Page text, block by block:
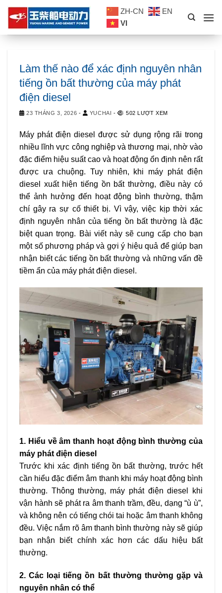
Skip
content
ZH-CN
EN
VI
Làm thế nào để xác định nguyên nhân
tiếng ồn bất thường của máy phát
điện diesel
23 THÁNG 3, 2026 - YUCHAI - 502 LƯỢT XEM
Máy phát điện diesel được sử dụng rộng rãi trong
nhiều lĩnh vực công nghiệp và thương mại, nhờ vào
đặc điểm hiệu suất cao và hoạt động ổn định nên rất
được ưa chuộng. Tuy nhiên, khi máy phát điện
diesel xuất hiện tiếng ồn bất thường, điều này có
thể ảnh hưởng đến hoạt động bình thường, thậm
chí gây ra sự cố thiết bị. Vì vậy, việc kịp thời xác
định nguyên nhân của tiếng ồn bất thường là đặc
biệt quan trọng. Bài viết này sẽ cung cấp cho bạn
một số phương pháp và gợi ý hiệu quả để giúp bạn
nhận biết các tiếng ồn bất thường và những vấn đề
tiềm ẩn của máy phát điện diesel.
1. Hiểu về âm thanh hoạt động bình thường của
máy phát điện diesel
Trước khi xác định tiếng ồn bất thường, trước hết
cần hiểu đặc điểm âm thanh khi máy hoạt động bình
thường. Thông thường, máy phát điện diesel khi
vận hành sẽ phát ra âm thanh trầm, đều, dạng “ù ù”,
và không nên có tiếng chói tai hoặc âm thanh không
đều. Việc nắm rõ âm thanh bình thường này sẽ giúp
bạn nhận biết chính xác hơn các dấu hiệu bất
thường.
2. Các loại tiếng ồn bất thường thường gặp và
nguyên nhân có thể